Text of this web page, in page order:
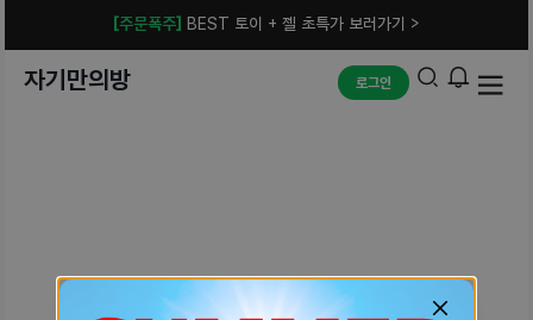
[주문폭주] BEST 토이 + 젤 초특가 보러가기 >
자기만의방 로그인